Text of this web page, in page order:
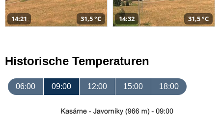
14:21 31,5 °C 14:32 31,5 °C
Historische Temperaturen
06:00 09:00 12:00 15:00 18:00